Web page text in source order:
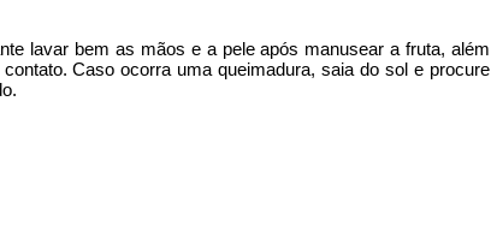
lavar bem as mãos e a pele após manusear a fruta, além
Caso ocorra uma queimadura, saia do sol e procure